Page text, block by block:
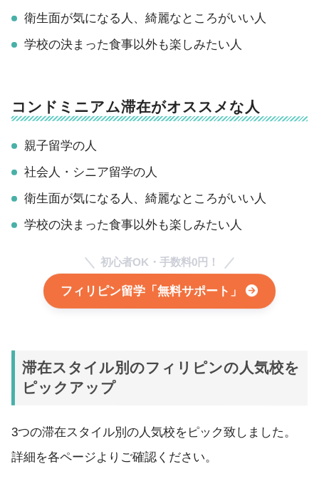
衛生面が気になる人、綺麗なところがいい人
学校の決まった食事以外も楽しみたい人
コンドミニアム滞在がオススメな人
親子留学の人
社会人・シニア留学の人
衛生面が気になる人、綺麗なところがいい人
学校の決まった食事以外も楽しみたい人
初心者OK・手数料0円！
フィリピン留学「無料サポート」
滞在スタイル別のフィリピンの人気校を
ピックアップ
3つの滞在スタイル別の人気校をピック致しました。
詳細を各ページよりご確認ください。